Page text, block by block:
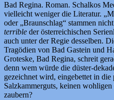
Bad Regina. Roman. Schalkos
vielleicht weniger die Literatur.
oder „Braunschlag“ stammen
terrible der österreichischen
auch unter der Regie desselben.
Tragödien von Bad Gastein und
Groteske, Bad Regina, schreit
denn wem würde die düster-
gezeichnet wird, eingebettet in die
Salzkammerguts, keinen
zaubern?